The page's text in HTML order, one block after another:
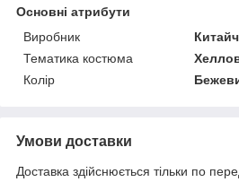
Основні атрибути
Виробник
Тематика костюма
Колір
Умови доставки
Доставка здійснюється тільки по